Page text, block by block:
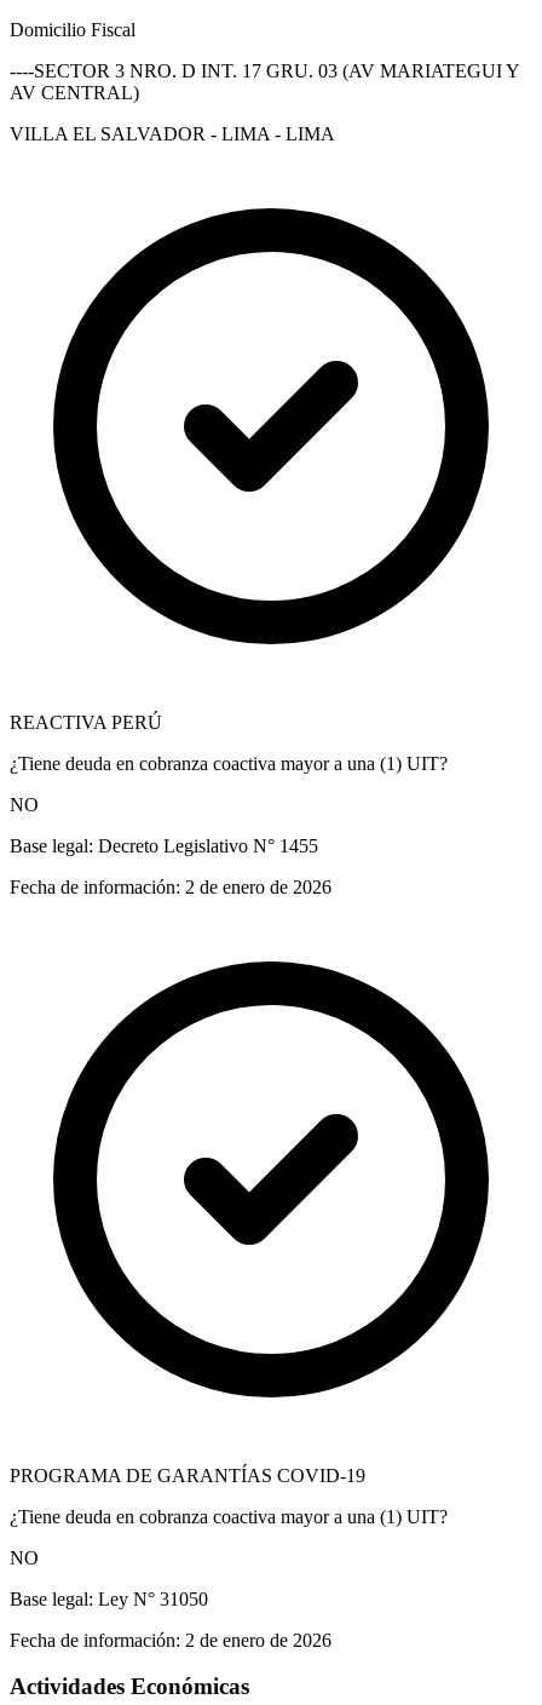
Domicilio Fiscal
----SECTOR 3 NRO. D INT. 17 GRU. 03 (AV MARIATEGUI Y
AV CENTRAL)
VILLA EL SALVADOR - LIMA - LIMA
REACTIVA PERÚ
¿Tiene deuda en cobranza coactiva mayor a una (1) UIT?
NO
Base legal: Decreto Legislativo N° 1455
Fecha de información: 2 de enero de 2026
PROGRAMA DE GARANTÍAS COVID-19
¿Tiene deuda en cobranza coactiva mayor a una (1) UIT?
NO
Base legal: Ley N° 31050
Fecha de información: 2 de enero de 2026
Actividades Económicas